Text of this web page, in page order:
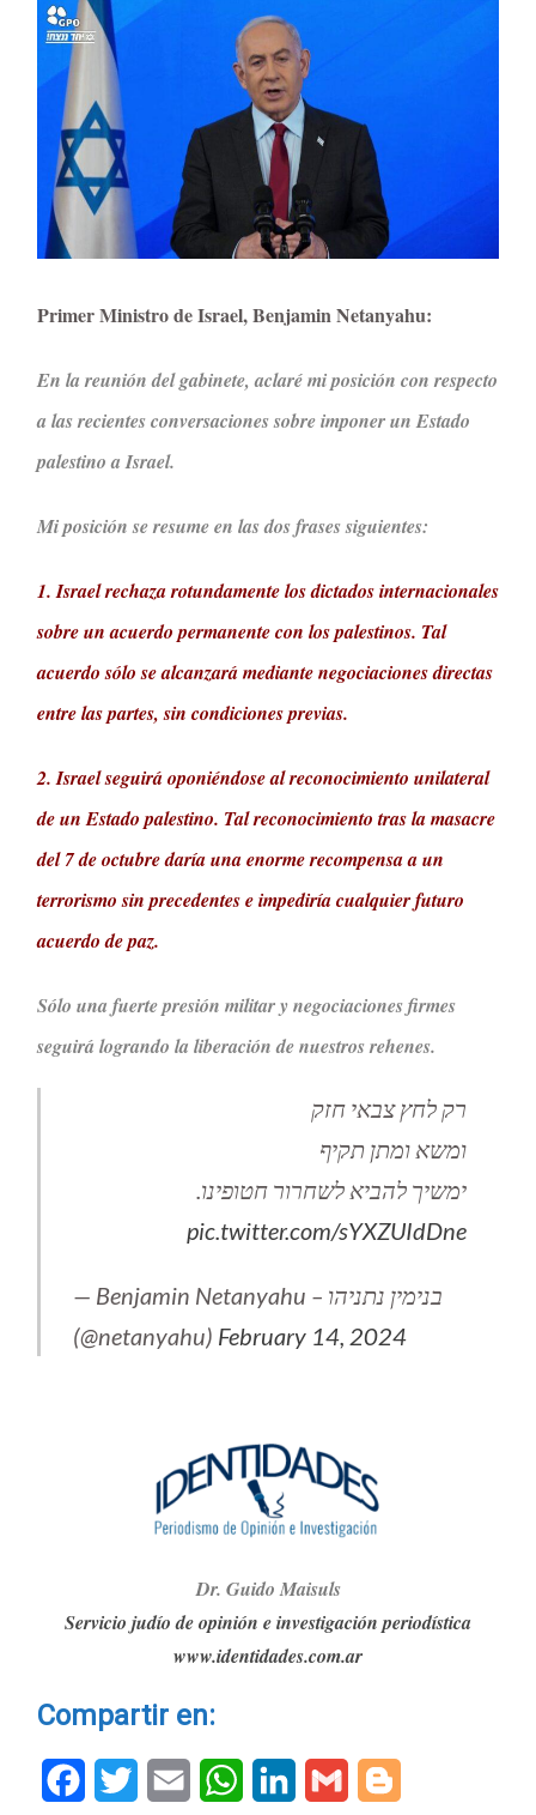
Primer Ministro de Israel, Benjamin Netanyahu:
En la reunión del gabinete, aclaré mi posición con respecto
a las recientes conversaciones sobre imponer un Estado
palestino a Israel.
Mi posición se resume en las dos frases siguientes:
1. Israel rechaza rotundamente los dictados internacionales
sobre un acuerdo permanente con los palestinos. Tal
acuerdo sólo se alcanzará mediante negociaciones directas
entre las partes, sin condiciones previas.
2. Israel seguirá oponiéndose al reconocimiento unilateral
de un Estado palestino. Tal reconocimiento tras la masacre
del 7 de octubre daría una enorme recompensa a un
terrorismo sin precedentes e impediría cualquier futuro
acuerdo de paz.
Sólo una fuerte presión militar y negociaciones firmes
seguirá logrando la liberación de nuestros rehenes.
רק לחץ צבאי חזק
ומשא ומתן תקיף
ימשיך להביא לשחרור חטופינו.
pic.twitter.com/sYXZUIdDne
— Benjamin Netanyahu – בנימין נתניהו
(@netanyahu) February 14, 2024
Dr. Guido Maisuls
Servicio judío de opinión e investigación periodística
www.identidades.com.ar
Compartir en:
FacebookTwitter Email WhatsAppLinkedInGmail